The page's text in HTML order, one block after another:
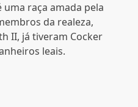
uma raça amada pela
da realeza,
II, já tiveram Cocker
leais.